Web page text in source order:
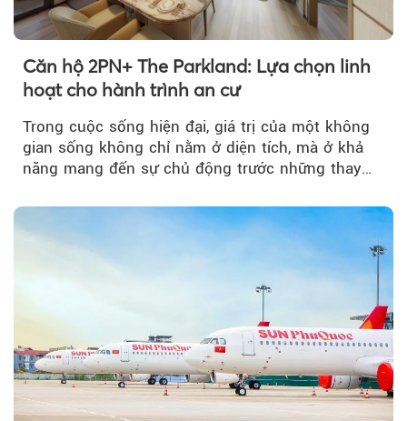
Căn hộ 2PN+ The Parkland: Lựa chọn linh
hoạt cho hành trình an cư
Trong cuộc sống hiện đại, giá trị của một không
gian sống không chỉ nằm ở diện tích, mà ở khả
năng mang đến sự chủ động trước những thay